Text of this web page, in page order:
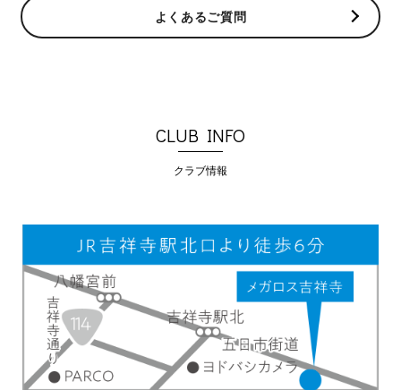
よくあるご質問
CLUB INFO
クラブ情報